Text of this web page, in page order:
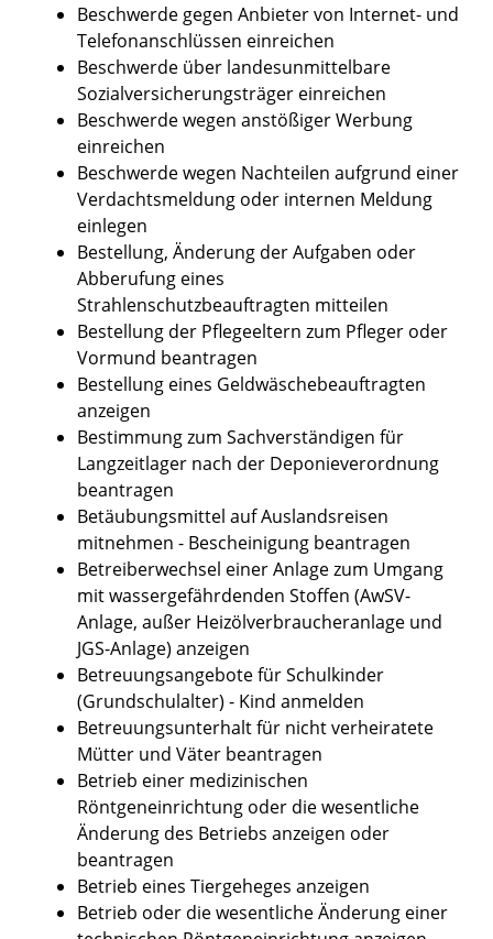
Beschwerde gegen Anbieter von Internet- und
Telefonanschlüssen einreichen
Beschwerde über landesunmittelbare
Sozialversicherungsträger einreichen
Beschwerde wegen anstößiger Werbung
einreichen
Beschwerde wegen Nachteilen aufgrund einer
Verdachtsmeldung oder internen Meldung
einlegen
Bestellung, Änderung der Aufgaben oder
Abberufung eines
Strahlenschutzbeauftragten mitteilen
Bestellung der Pflegeeltern zum Pfleger oder
Vormund beantragen
Bestellung eines Geldwäschebeauftragten
anzeigen
Bestimmung zum Sachverständigen für
Langzeitlager nach der Deponieverordnung
beantragen
Betäubungsmittel auf Auslandsreisen
mitnehmen - Bescheinigung beantragen
Betreiberwechsel einer Anlage zum Umgang
mit wassergefährdenden Stoffen (AwSV-
Anlage, außer Heizölverbraucheranlage und
JGS-Anlage) anzeigen
Betreuungsangebote für Schulkinder
(Grundschulalter) - Kind anmelden
Betreuungsunterhalt für nicht verheiratete
Mütter und Väter beantragen
Betrieb einer medizinischen
Röntgeneinrichtung oder die wesentliche
Änderung des Betriebs anzeigen oder
beantragen
Betrieb eines Tiergeheges anzeigen
Betrieb oder die wesentliche Änderung einer